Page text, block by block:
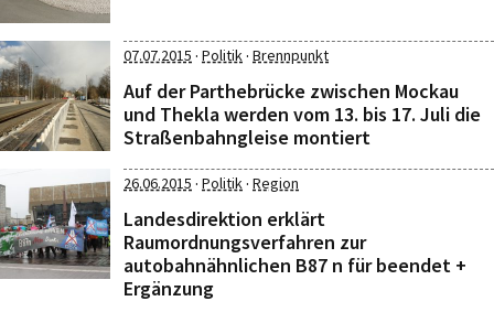
07.07.2015 · Politik· Brennpunkt
Auf der Parthebrücke zwischen Mockau
und Thekla werden vom 13. bis 17. Juli die
Straßenbahngleise montiert
26.06.2015 · Politik· Region
Landesdirektion erklärt
Raumordnungsverfahren zur
autobahnähnlichen B87 n für beendet +
Ergänzung